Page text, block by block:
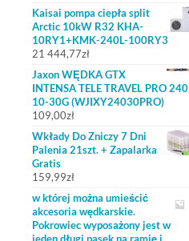
Kaisai pompa ciepła split
Arctic 10kW R32 KHA-
10RY1+KMK-240L-100RY3
21 444,77zł
Jaxon WĘDKA GTX
INTENSA TELE TRAVEL PRO 240
10-30G (WJIXY24030PRO)
109,00zł
Wkłady Do Zniczy 7 Dni
Palenia 21szt. + Zapalarka
Gratis
159,99zł
w której można umieścić
akcesoria wędkarskie.
Pokrowiec wyposażony jest w